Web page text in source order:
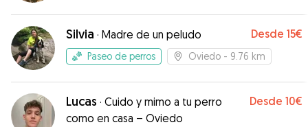
Silvia · Madre de un peludo Desde 15€
Paseo de perros Oviedo - 9.76 km
Lucas · Cuido y mimo a tu perro
como en casa – Oviedo
Desde 10€